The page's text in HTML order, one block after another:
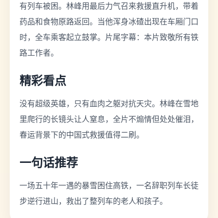
有列车被困。林峰用最后力气召来救援直升机，带着
药品和食物原路返回。当他浑身冰碴出现在车厢门口
时，全车乘客起立鼓掌。片尾字幕：本片致敬所有铁
路工作者。
精彩看点
没有超级英雄，只有血肉之躯对抗天灾。林峰在雪地
里爬行的长镜头让人窒息，全片不煽情但处处催泪，
春运背景下的中国式救援值得二刷。
一句话推荐
一场五十年一遇的暴雪困住高铁，一名辞职列车长徒
步逆行进山，救出了整列车的老人和孩子。